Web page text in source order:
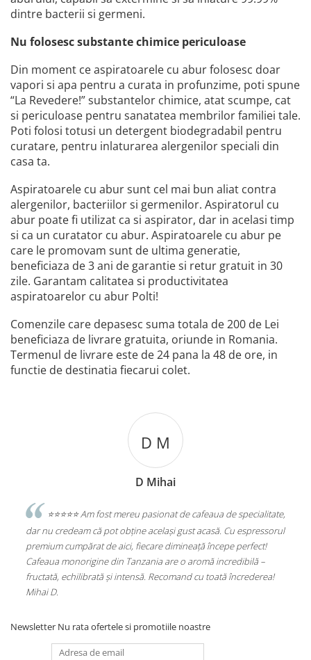
dintre bacterii si germeni.
Nu folosesc substante chimice periculoase
Din moment ce aspiratoarele cu abur folosesc doar
vapori si apa pentru a curata in profunzime, poti spune
“La Revedere!” substantelor chimice, atat scumpe, cat
si periculoase pentru sanatatea membrilor familiei tale.
Poti folosi totusi un detergent biodegradabil pentru
curatare, pentru inlaturarea alergenilor speciali din
casa ta.
Aspiratoarele cu abur sunt cel mai bun aliat contra
alergenilor, bacteriilor si germenilor. Aspiratorul cu
abur poate fi utilizat ca si aspirator, dar in acelasi timp
si ca un curatator cu abur. Aspiratoarele cu abur pe
care le promovam sunt de ultima generatie,
beneficiaza de 3 ani de garantie si retur gratuit in 30
zile. Garantam calitatea si productivitatea
aspiratoarelor cu abur Polti!
Comenzile care depasesc suma totala de 200 de Lei
beneficiaza de livrare gratuita, oriunde in Romania.
Termenul de livrare este de 24 pana la 48 de ore, in
functie de destinatia fiecarui colet.
de cafeaua de specialitate,
acasă. Cu espressorul
începe perfect!
o aromă incredibilă –
cu toată încrederea!
⭐️⭐️⭐️⭐️⭐️Excelent
Statie de Calcat Polti Vaporella 535 Eco
Aluminiu, 1750 W, 0.9 l, 4 Bar, 90 gr/min,
(PLEU0188)
Newsletter Nu rata ofertele si promotiile noastre